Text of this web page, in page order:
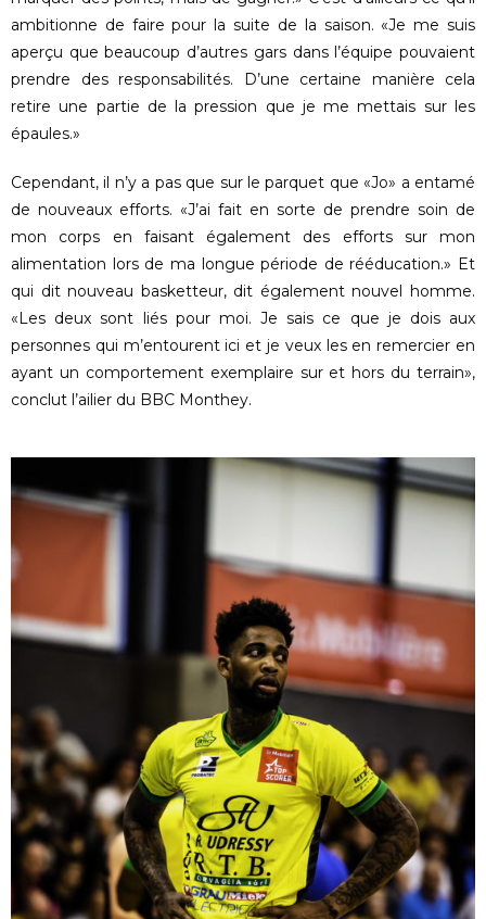
ambitionne de faire pour la suite de la saison. «Je me suis
aperçu que beaucoup d’autres gars dans l’équipe pouvaient
prendre des responsabilités. D’une certaine manière cela
retire une partie de la pression que je me mettais sur les
épaules.»
Cependant, il n’y a pas que sur le parquet que «Jo» a entamé
de nouveaux efforts. «J’ai fait en sorte de prendre soin de
mon corps en faisant également des efforts sur mon
alimentation lors de ma longue période de rééducation.» Et
qui dit nouveau basketteur, dit également nouvel homme.
«Les deux sont liés pour moi. Je sais ce que je dois aux
personnes qui m’entourent ici et je veux les en remercier en
ayant un comportement exemplaire sur et hors du terrain»,
conclut l’ailier du BBC Monthey.